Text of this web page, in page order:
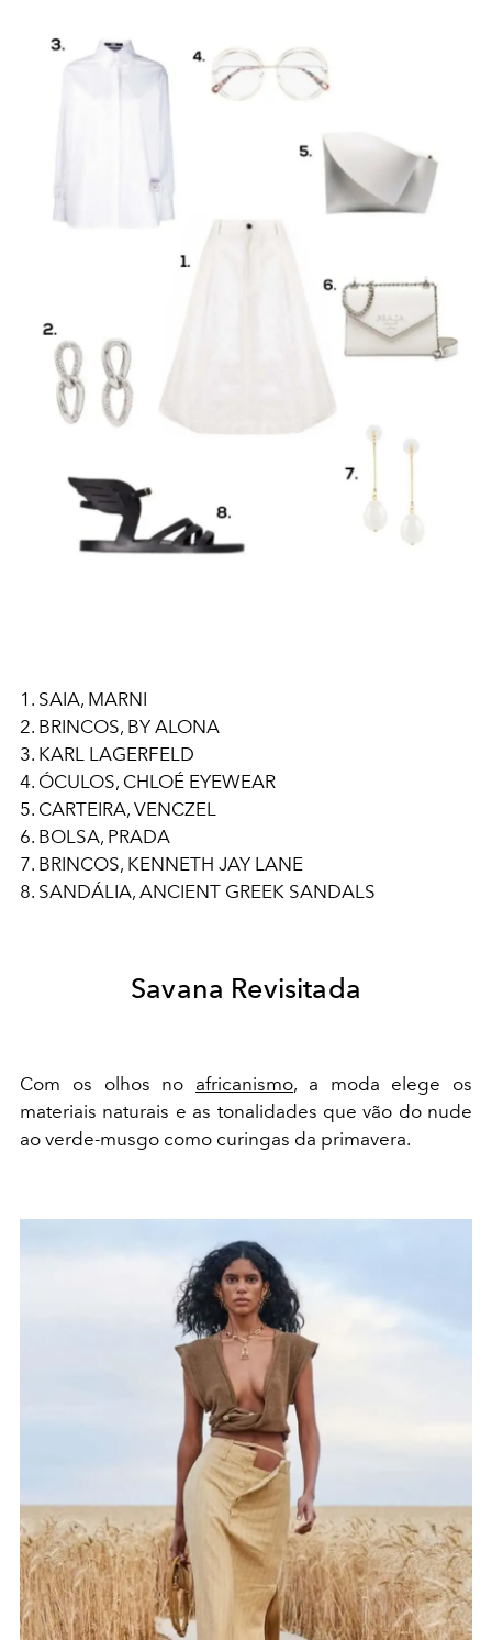
1. SAIA, MARNI
2. BRINCOS, BY ALONA
3. KARL LAGERFELD
4. ÓCULOS, CHLOÉ EYEWEAR
5. CARTEIRA, VENCZEL
6. BOLSA, PRADA
7. BRINCOS, KENNETH JAY LANE
8. SANDÁLIA, ANCIENT GREEK SANDALS
Savana Revisitada
Com os olhos no africanismo, a moda elege os
materiais naturais e as tonalidades que vão do nude
ao verde-musgo como curingas da primavera.